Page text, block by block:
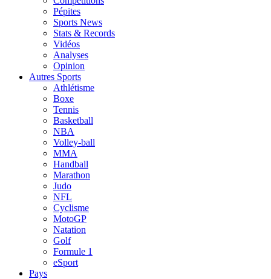
Pépites
Sports News
Stats & Records
Vidéos
Analyses
Opinion
Autres Sports
Athlétisme
Boxe
Tennis
Basketball
NBA
Volley-ball
MMA
Handball
Marathon
Judo
NFL
Cyclisme
MotoGP
Natation
Golf
Formule 1
eSport
Pays